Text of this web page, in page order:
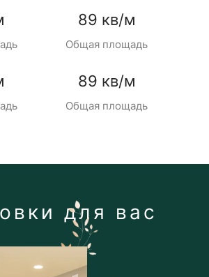
89 кв/м
Общая площадь
89 кв/м
Общая площадь
для вас